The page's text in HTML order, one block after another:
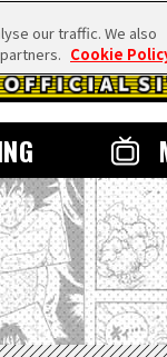
our traffic. We also
Cookie